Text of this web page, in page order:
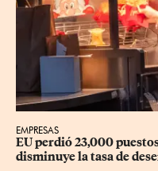
EMPRESAS
EU perdió 23,000
disminuye la tasa de